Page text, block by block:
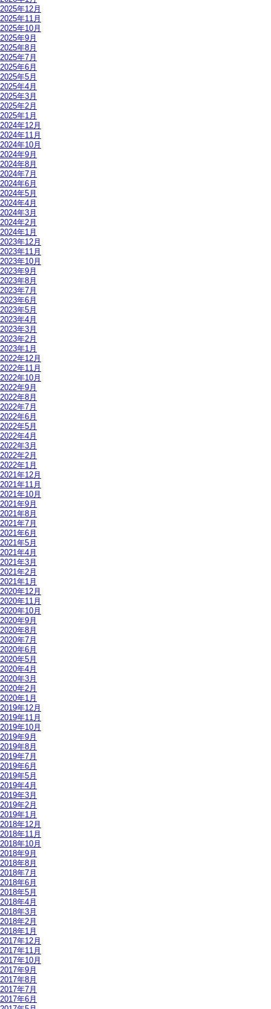
2025年12月
2025年11月
2025年10月
2025年9月
2025年8月
2025年7月
2025年6月
2025年5月
2025年4月
2025年3月
2025年2月
2025年1月
2024年12月
2024年11月
2024年10月
2024年9月
2024年8月
2024年7月
2024年6月
2024年5月
2024年4月
2024年3月
2024年2月
2024年1月
2023年12月
2023年11月
2023年10月
2023年9月
2023年8月
2023年7月
2023年6月
2023年5月
2023年4月
2023年3月
2023年2月
2023年1月
2022年12月
2022年11月
2022年10月
2022年9月
2022年8月
2022年7月
2022年6月
2022年5月
2022年4月
2022年3月
2022年2月
2022年1月
2021年12月
2021年11月
2021年10月
2021年9月
2021年8月
2021年7月
2021年6月
2021年5月
2021年4月
2021年3月
2021年2月
2021年1月
2020年12月
2020年11月
2020年10月
2020年9月
2020年8月
2020年7月
2020年6月
2020年5月
2020年4月
2020年3月
2020年2月
2020年1月
2019年12月
2019年11月
2019年10月
2019年9月
2019年8月
2019年7月
2019年6月
2019年5月
2019年4月
2019年3月
2019年2月
2019年1月
2018年12月
2018年11月
2018年10月
2018年9月
2018年8月
2018年7月
2018年6月
2018年5月
2018年4月
2018年3月
2018年2月
2018年1月
2017年12月
2017年11月
2017年10月
2017年9月
2017年8月
2017年7月
2017年6月